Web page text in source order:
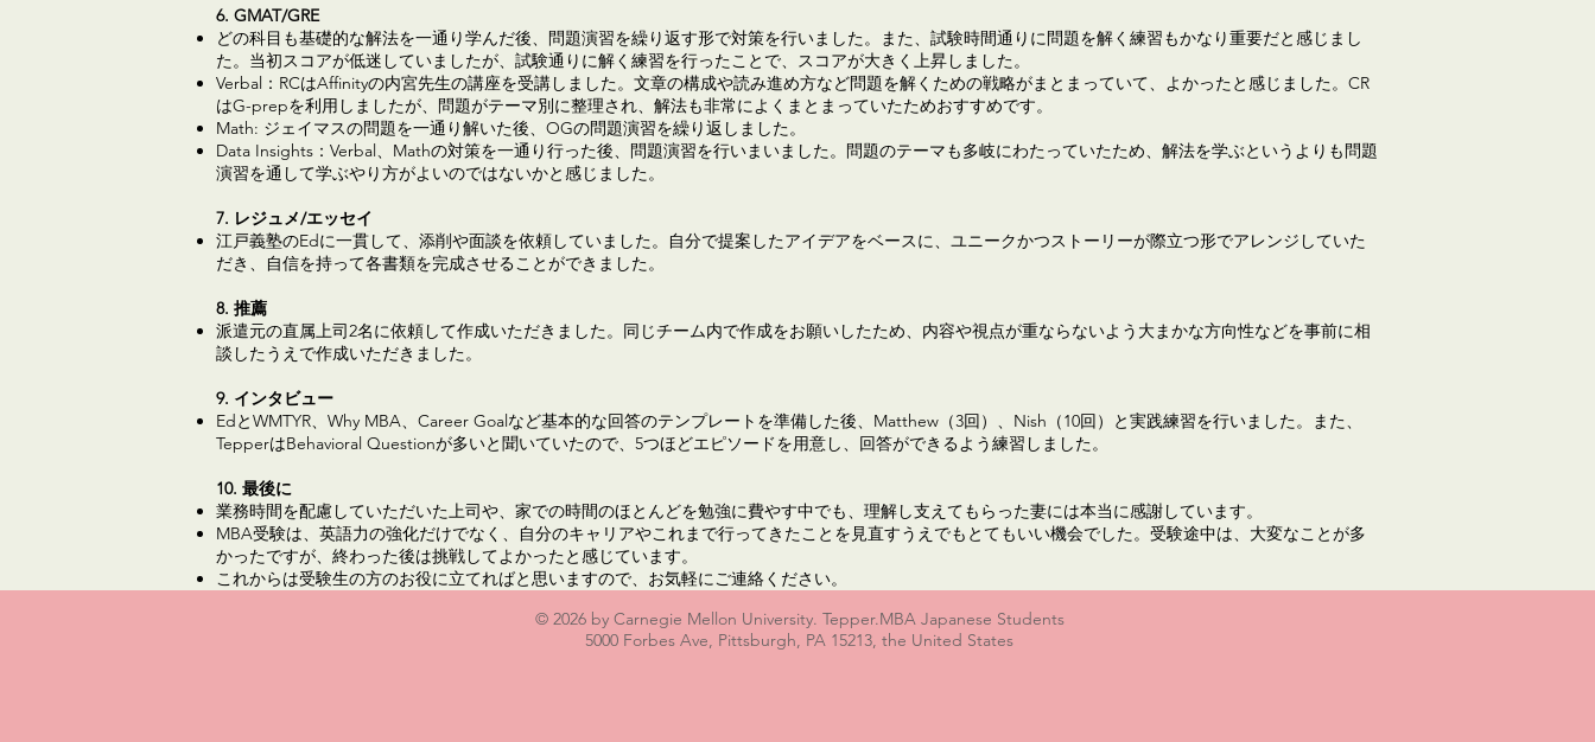
6. GMAT/GRE
どの科目も基礎的な解法を一通り学んだ後、問題演習を繰り返す形で対策を行いました。また、試験時間通りに問題を解く練習もかなり重要だと感じまし
た。当初スコアが低迷していましたが、試験通りに解く練習を行ったことで、スコアが大きく上昇しました。
Verbal：RCはAffinityの内宮先生の講座を受講しました。文章の構成や読み進め方など問題を解くための戦略がまとまっていて、よかったと感じました。CR
はG-prepを利用しましたが、問題がテーマ別に整理され、解法も非常によくまとまっていたためおすすめです。
Math: ジェイマスの問題を一通り解いた後、OGの問題演習を繰り返しました。
Data Insights：Verbal、Mathの対策を一通り行った後、問題演習を行いまいました。問題のテーマも多岐にわたっていたため、解法を学ぶというよりも問題
演習を通して学ぶやり方がよいのではないかと感じました。
7. レジュメ/エッセイ
江戸義塾のEdに一貫して、添削や面談を依頼していました。自分で提案したアイデアをベースに、ユニークかつストーリーが際立つ形でアレンジしていた
だき、自信を持って各書類を完成させることができました。
8. 推薦
派遣元の直属上司2名に依頼して作成いただきました。同じチーム内で作成をお願いしたため、内容や視点が重ならないよう大まかな方向性などを事前に相
談したうえで作成いただきました。
9. インタビュー
EdとWMTYR、Why MBA、Career Goalなど基本的な回答のテンプレートを準備した後、Matthew（3回）、Nish（10回）と実践練習を行いました。また、
TepperはBehavioral Questionが多いと聞いていたので、5つほどエピソードを用意し、回答ができるよう練習しました。
10. 最後に
業務時間を配慮していただいた上司や、家での時間のほとんどを勉強に費やす中でも、理解し支えてもらった妻には本当に感謝しています。
MBA受験は、英語力の強化だけでなく、自分のキャリアやこれまで行ってきたことを見直すうえでもとてもいい機会でした。受験途中は、大変なことが多
かったですが、終わった後は挑戦してよかったと感じています。
これからは受験生の方のお役に立てればと思いますので、お気軽にご連絡ください。
© 2026 by Carnegie Mellon University. Tepper.MBA Japanese Students
5000 Forbes Ave, Pittsburgh, PA 15213, the United States